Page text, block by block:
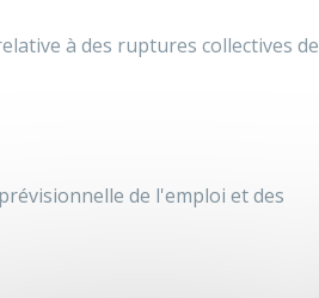
à des ruptures collectives de
de l'emploi et des